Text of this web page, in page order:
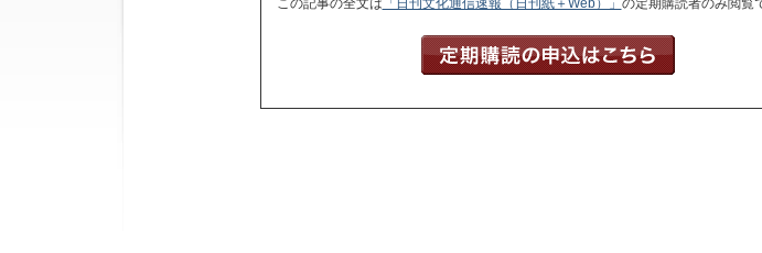
この記事の全文は 「日刊文化通信速報（日刊紙＋Web）」 の定期購読者のみ閲覧